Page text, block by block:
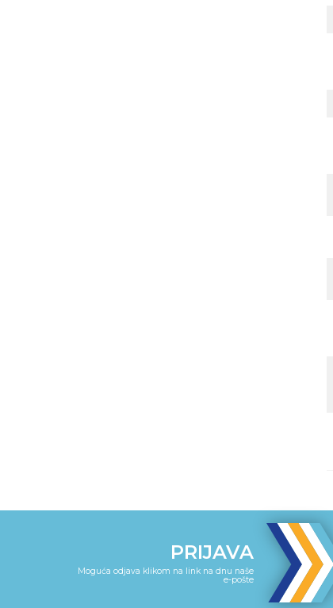
PRIJAVA
Moguća odjava klikom na link na dnu naše
e-pošte